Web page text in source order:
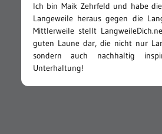
Ich bin Maik Zehrfeld und habe
Langeweile heraus gegen die
Mittlerweile stellt
guten Laune dar, die nicht nur
sondern auch nachhaltig
Unterhaltung!